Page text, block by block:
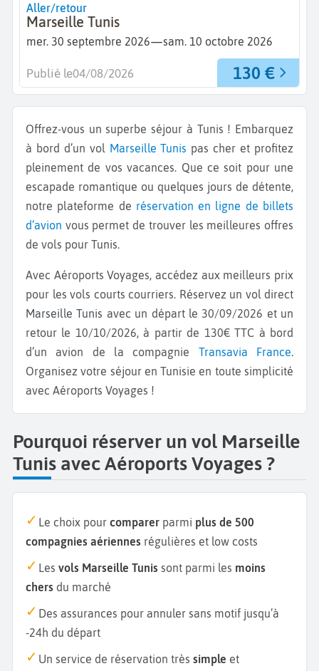
Aller/retour
Marseille Tunis
mer. 30 septembre 2026—sam. 10 octobre 2026
130 €
Publié le04/08/2026
Offrez-vous un superbe séjour à Tunis ! Embarquez
à bord d’un vol Marseille Tunis pas cher et profitez
pleinement de vos vacances. Que ce soit pour une
escapade romantique ou quelques jours de détente,
notre plateforme de réservation en ligne de billets
d’avion vous permet de trouver les meilleures offres
de vols pour Tunis.
Avec Aéroports Voyages, accédez aux meilleurs prix
pour les vols courts courriers. Réservez un vol direct
Marseille Tunis avec un départ le 30/09/2026 et un
retour le 10/10/2026, à partir de 130€ TTC à bord
d’un avion de la compagnie Transavia France.
Organisez votre séjour en Tunisie en toute simplicité
avec Aéroports Voyages !
Pourquoi réserver un vol Marseille
Tunis avec Aéroports Voyages ?
Le choix pour comparer parmi plus de 500
compagnies aériennes régulières et low costs
Les vols Marseille Tunis sont parmi les moins
chers du marché
Des assurances pour annuler sans motif jusqu’à
-24h du départ
Un service de réservation très simple et